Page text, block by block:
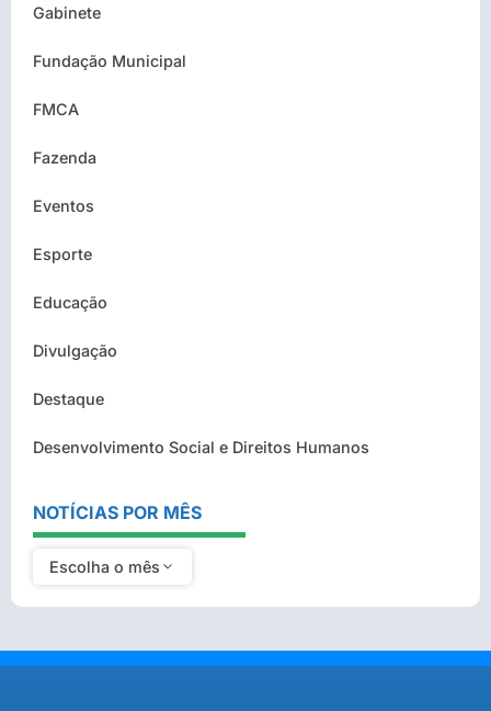
Gabinete
Fundação Municipal
FMCA
Fazenda
Eventos
Esporte
Educação
Divulgação
Destaque
Desenvolvimento Social e Direitos Humanos
NOTÍCIAS POR MÊS
Escolha o mês